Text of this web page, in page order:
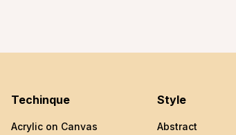
Techinque
Acrylic on Canvas
Style
Abstract